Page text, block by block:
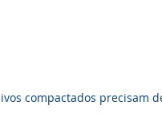
compactados precisam